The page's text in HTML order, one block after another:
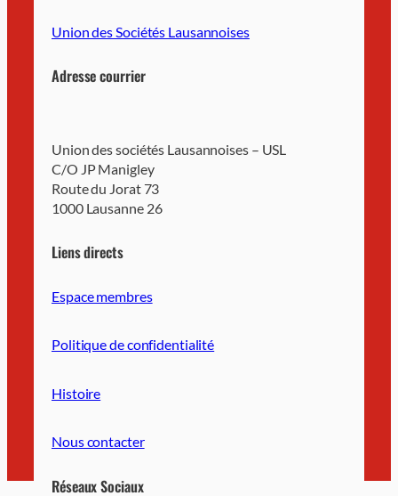
Union des Sociétés Lausannoises
Adresse courrier
Union des sociétés Lausannoises – USL
C/O JP Manigley
Route du Jorat 73
1000 Lausanne 26
Liens directs
Espace membres
Politique de confidentialité
Histoire
Nous contacter
Réseaux Sociaux